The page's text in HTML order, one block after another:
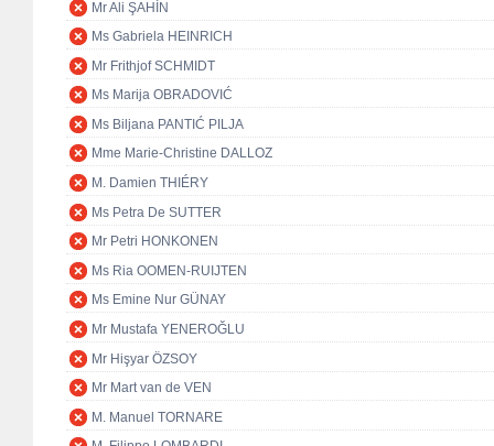
Mr Ali ŞAHİN
Ms Gabriela HEINRICH
Mr Frithjof SCHMIDT
Ms Marija OBRADOVIĆ
Ms Biljana PANTIĆ PILJA
Mme Marie-Christine DALLOZ
M. Damien THIÉRY
Ms Petra De SUTTER
Mr Petri HONKONEN
Ms Ria OOMEN-RUIJTEN
Ms Emine Nur GÜNAY
Mr Mustafa YENEROĞLU
Mr Hişyar ÖZSOY
Mr Mart van de VEN
M. Manuel TORNARE